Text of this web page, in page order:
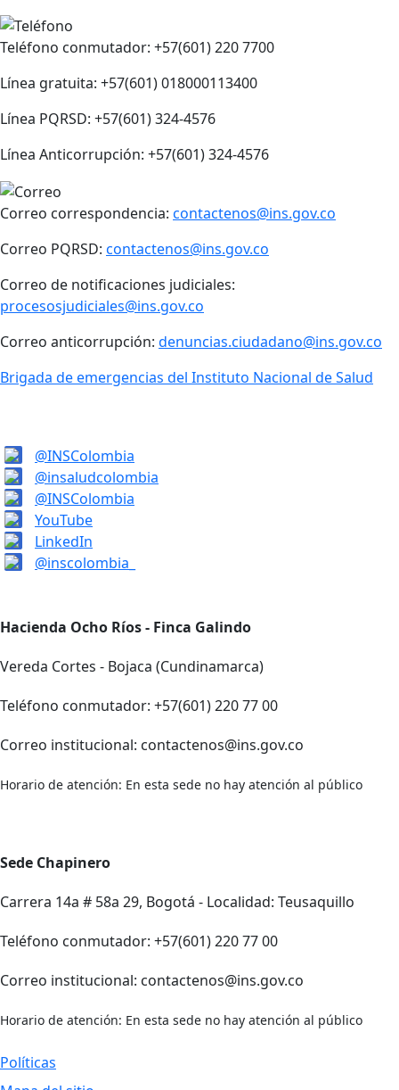
Teléfono conmutador: +57(601) 220 7700
Línea gratuita: +57(601) 018000113400
Línea PQRSD: +57(601) 324-4576
Línea Anticorrupción: +57(601) 324-4576
Correo correspondencia: contactenos@ins.gov.co
Correo PQRSD: contactenos@ins.gov.co
Correo de notificaciones judiciales:
procesosjudiciales@ins.gov.co
Correo anticorrupción: denuncias.ciudadano@ins.gov.co
Brigada de emergencias del Instituto Nacional de Salud
@INSColombia
@insaludcolombia
@INSColombia
YouTube
LinkedIn
@inscolombia_
Hacienda Ocho Ríos - Finca Galindo
Vereda Cortes - Bojaca (Cundinamarca)
Teléfono conmutador: +57(601) 220 77 00
Correo institucional: contactenos@ins.gov.co
Horario de atención: En esta sede no hay atención al público
Sede Chapinero
Carrera 14a # 58a 29, Bogotá - Localidad: Teusaquillo
Teléfono conmutador: +57(601) 220 77 00
Correo institucional: contactenos@ins.gov.co
Horario de atención: En esta sede no hay atención al público
Políticas